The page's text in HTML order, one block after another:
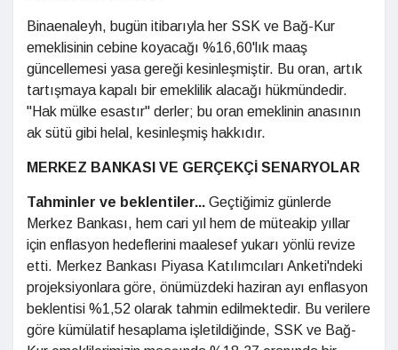
Binaenaleyh, bugün itibarıyla her SSK ve Bağ-Kur
emeklisinin cebine koyacağı %16,60'lık maaş
güncellemesi yasa gereği kesinleşmiştir. Bu oran, artık
tartışmaya kapalı bir emeklilik alacağı hükmündedir.
"Hak mülke esastır" derler; bu oran emeklinin anasının
ak sütü gibi helal, kesinleşmiş hakkıdır.
MERKEZ BANKASI VE GERÇEKÇİ SENARYOLAR
Tahminler ve beklentiler... Geçtiğimiz günlerde
Merkez Bankası, hem cari yıl hem de müteakip yıllar
için enflasyon hedeflerini maalesef yukarı yönlü revize
etti. Merkez Bankası Piyasa Katılımcıları Anketi'ndeki
projeksiyonlara göre, önümüzdeki haziran ayı enflasyon
beklentisi %1,52 olarak tahmin edilmektedir. Bu verilere
göre kümülatif hesaplama işletildiğinde, SSK ve Bağ-